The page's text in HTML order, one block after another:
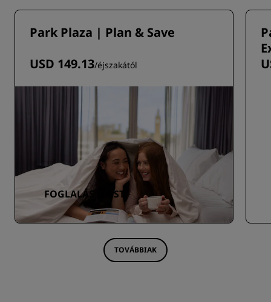
Park Plaza | Plan & Save
USD 149.13/éjszakától
FOGLALÁS MOST
TOVÁBBIAK